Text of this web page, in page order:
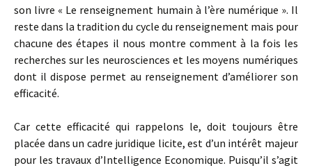
son livre « Le renseignement humain à l’ère numérique ». Il
reste dans la tradition du cycle du renseignement mais pour
chacune des étapes il nous montre comment à la fois les
recherches sur les neurosciences et les moyens numériques
dont il dispose permet au renseignement d’améliorer son
efficacité.
Car cette efficacité qui rappelons le, doit toujours être
placée dans un cadre juridique licite, est d’un intérêt majeur
pour les travaux d’Intelligence Economique. Puisqu’il s’agit